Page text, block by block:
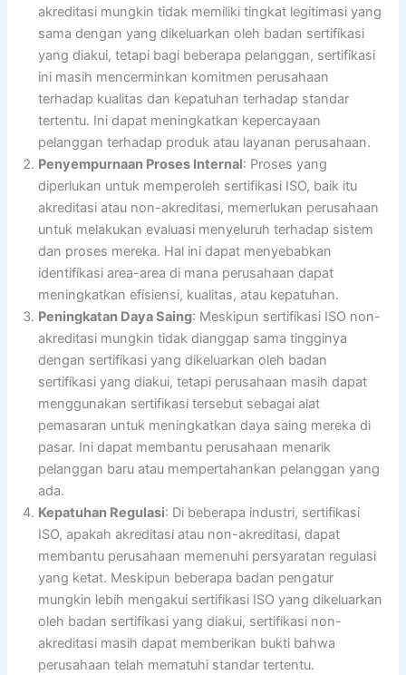
akreditasi mungkin tidak memiliki tingkat legitimasi yang
sama dengan yang dikeluarkan oleh badan sertifikasi
yang diakui, tetapi bagi beberapa pelanggan, sertifikasi
ini masih mencerminkan komitmen perusahaan
terhadap kualitas dan kepatuhan terhadap standar
tertentu. Ini dapat meningkatkan kepercayaan
pelanggan terhadap produk atau layanan perusahaan.
Penyempurnaan Proses Internal: Proses yang
diperlukan untuk memperoleh sertifikasi ISO, baik itu
akreditasi atau non-akreditasi, memerlukan perusahaan
untuk melakukan evaluasi menyeluruh terhadap sistem
dan proses mereka. Hal ini dapat menyebabkan
identifikasi area-area di mana perusahaan dapat
meningkatkan efisiensi, kualitas, atau kepatuhan.
Peningkatan Daya Saing: Meskipun sertifikasi ISO non-
akreditasi mungkin tidak dianggap sama tingginya
dengan sertifikasi yang dikeluarkan oleh badan
sertifikasi yang diakui, tetapi perusahaan masih dapat
menggunakan sertifikasi tersebut sebagai alat
pemasaran untuk meningkatkan daya saing mereka di
pasar. Ini dapat membantu perusahaan menarik
pelanggan baru atau mempertahankan pelanggan yang
ada.
Kepatuhan Regulasi: Di beberapa industri, sertifikasi
ISO, apakah akreditasi atau non-akreditasi, dapat
membantu perusahaan memenuhi persyaratan regulasi
yang ketat. Meskipun beberapa badan pengatur
mungkin lebih mengakui sertifikasi ISO yang dikeluarkan
oleh badan sertifikasi yang diakui, sertifikasi non-
akreditasi masih dapat memberikan bukti bahwa
perusahaan telah mematuhi standar tertentu.